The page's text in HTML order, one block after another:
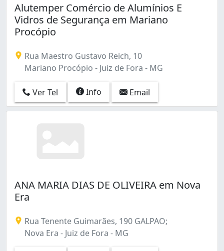
Alutemper Comércio de Alumínios E
Vidros de Segurança em Mariano
Procópio
Rua Maestro Gustavo Reich, 10
Mariano Procópio - Juiz de Fora - MG
Ver Tel Info Email
ANA MARIA DIAS DE OLIVEIRA em Nova
Era
Rua Tenente Guimarães, 190 GALPAO;
Nova Era - Juiz de Fora - MG